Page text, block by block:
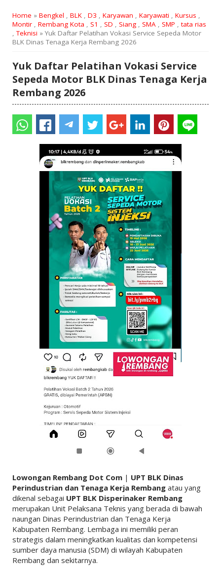
Home » Bengkel , BLK, D3 , Karyawan , Karyawati , Kursus ,
Montir, Rembang Kota , S1 , SD , Siang, SMA, SMP ,tata rias
,Teknisi » Yuk Daftar Pelatihan Vokasi Service Sepeda Motor
BLK Dinas Tenaga Kerja Rembang 2026
Yuk Daftar Pelatihan Vokasi Service
Sepeda Motor BLK Dinas Tenaga Kerja
Rembang 2026
Lowongan Rembang Dot Com| UPT BLK Dinas
Perindustrian dan Tenaga Kerja Rembangatau yang
dikenal sebagai UPT BLK Disperinaker Rembang
merupakan Unit Pelaksana Teknis yang berada di bawah
naungan Dinas Perindustrian dan Tenaga Kerja
Kabupaten Rembang. Lembaga ini memiliki peran
strategis dalam meningkatkan kualitas dan kompetensi
sumber daya manusia (SDM) di wilayah Kabupaten
Rembangdan sekitarnya.